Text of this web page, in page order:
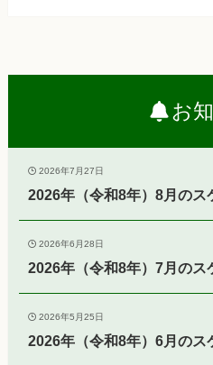
お
2026年7月27日
2026年（令和8年）8月のス
2026年6月28日
2026年（令和8年）7月のス
2026年5月25日
2026年（令和8年）6月のス